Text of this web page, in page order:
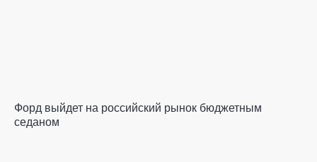
Форд выйдет на российский рынок бюджетным
седаном